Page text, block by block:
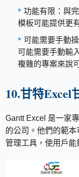
功能有限：與
模板可能提供更
可能需要手動
可能需要手動輸
複雜的專案來說
10.甘特Excel
Gantt Excel 是一家
的公司。他們的範
管理工具，使用戶能